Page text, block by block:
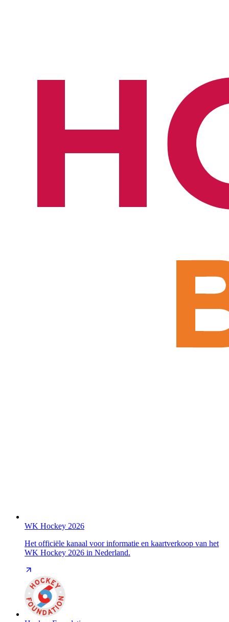
WK Hockey 2026
Het officiële kanaal voor informatie en kaartverkoop van het
WK Hockey 2026 in Nederland.